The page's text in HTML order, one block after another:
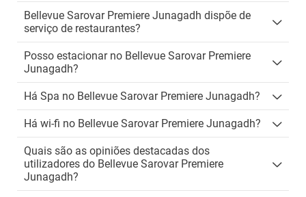
Bellevue Sarovar Premiere Junagadh dispõe de
serviço de restaurantes?
Posso estacionar no Bellevue Sarovar Premiere
Junagadh?
Há Spa no Bellevue Sarovar Premiere Junagadh?
Há wi-fi no Bellevue Sarovar Premiere Junagadh?
Quais são as opiniões destacadas dos
utilizadores do Bellevue Sarovar Premiere
Junagadh?